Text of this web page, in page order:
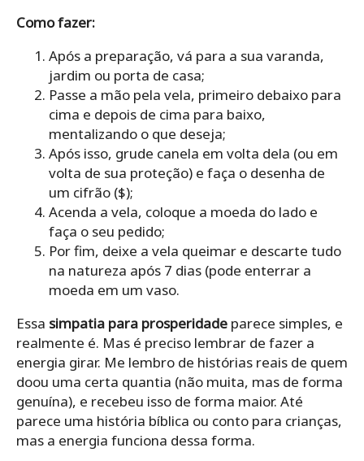
Como fazer:
Após a preparação, vá para a sua varanda,
jardim ou porta de casa;
Passe a mão pela vela, primeiro debaixo para
cima e depois de cima para baixo,
mentalizando o que deseja;
Após isso, grude canela em volta dela (ou em
volta de sua proteção) e faça o desenha de
um cifrão ($);
Acenda a vela, coloque a moeda do lado e
faça o seu pedido;
Por fim, deixe a vela queimar e descarte tudo
na natureza após 7 dias (pode enterrar a
moeda em um vaso.
Essa simpatia para prosperidade parece simples, e
realmente é. Mas é preciso lembrar de fazer a
energia girar. Me lembro de histórias reais de quem
doou uma certa quantia (não muita, mas de forma
genuína), e recebeu isso de forma maior. Até
parece uma história bíblica ou conto para crianças,
mas a energia funciona dessa forma.